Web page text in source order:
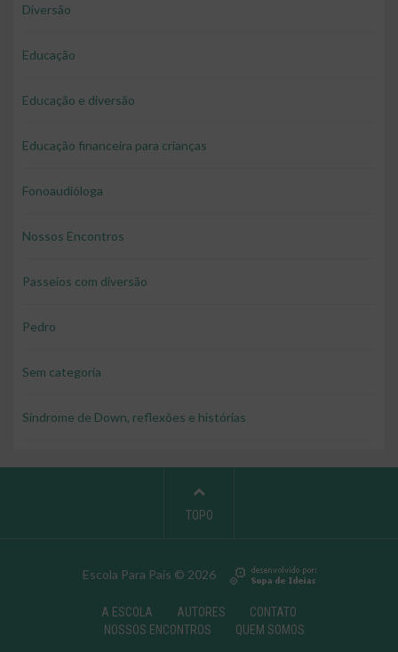
Diversão
Educação
Educação e diversão
Educação financeira para crianças
Fonoaudióloga
Nossos Encontros
Passeios com diversão
Pedro
Sem categoria
Síndrome de Down, reflexões e histórias
Escola Para Pais © 2026
A ESCOLA AUTORES
CONTATO
NOSSOS ENCONTROS
QUEM SOMOS
TOPO